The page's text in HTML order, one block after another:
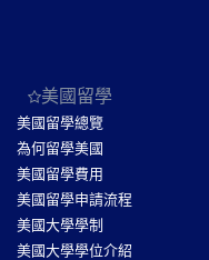
美國留學
美國留學總覽
為何留學美國
美國留學費用
美國留學申請流程
美國大學學制
美國大學學位介紹